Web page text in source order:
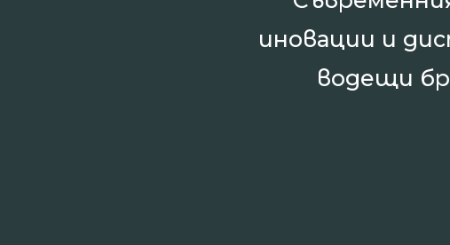
иновации и
водещи